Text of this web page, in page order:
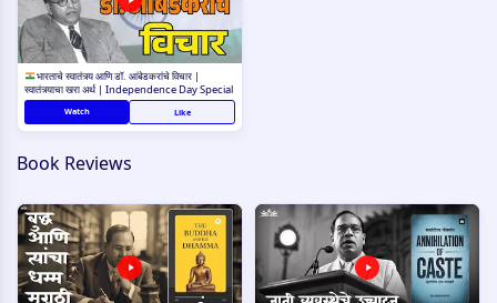
भारताचे स्वातंत्र्य आणि डॉ. आंबेडकरांचे विचार |
स्वातंत्र्याचा खरा अर्थ | Independence Day Special
Watch Like
Book Reviews